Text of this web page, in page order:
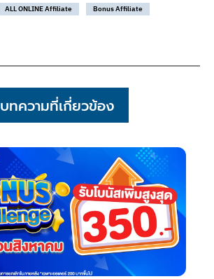
ALL ONLINE Affiliate
Bonus Affiliate
บทความที่เกี่ยวข้อง